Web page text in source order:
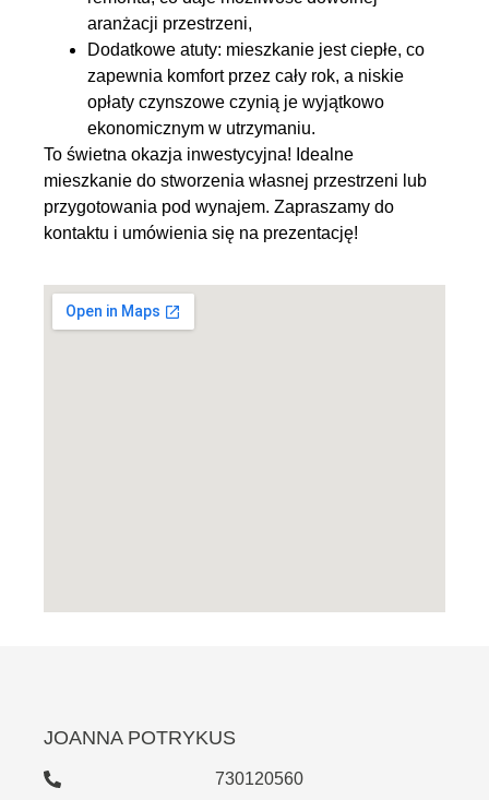
aranżacji przestrzeni,
Dodatkowe atuty: mieszkanie jest ciepłe, co
zapewnia komfort przez cały rok, a niskie
opłaty czynszowe czynią je wyjątkowo
ekonomicznym w utrzymaniu.
To świetna okazja inwestycyjna! Idealne
mieszkanie do stworzenia własnej przestrzeni lub
przygotowania pod wynajem. Zapraszamy do
kontaktu i umówienia się na prezentację!
JOANNA POTRYKUS
730120560